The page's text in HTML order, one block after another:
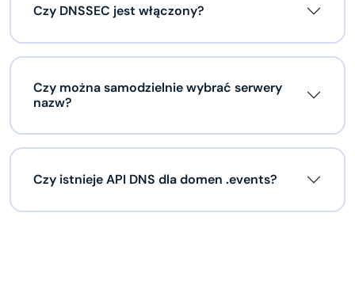
Czy DNSSEC jest włączony?
Czy można samodzielnie wybrać serwery
nazw?
Czy istnieje API DNS dla domen .events?